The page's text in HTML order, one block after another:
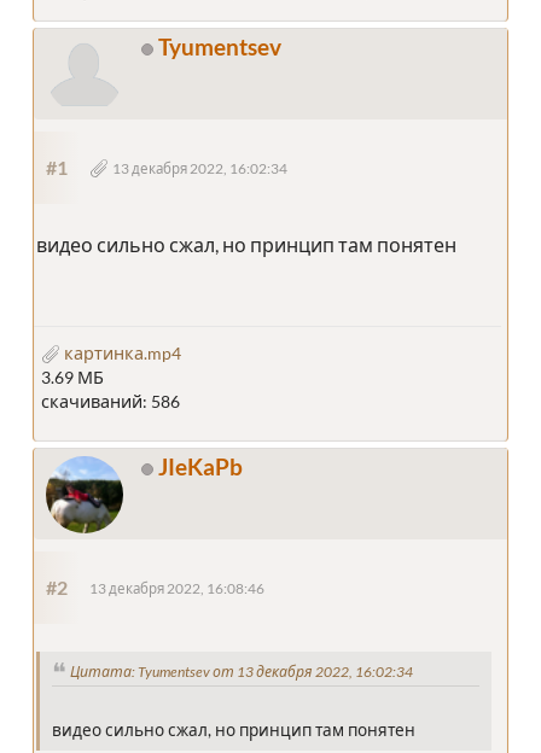
Tyumentsev
#1 13 декабря 2022, 16:02:34
видео сильно сжал, но принцип там понятен
картинка.mp4
3.69 МБ
скачиваний: 586
JIeKaPb
#2 13 декабря 2022, 16:08:46
Цитата: Tyumentsev от 13 декабря 2022, 16:02:34
видео сильно сжал, но принцип там понятен